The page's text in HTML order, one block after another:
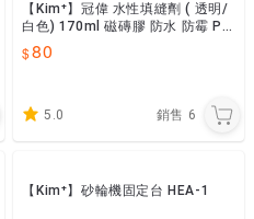
【Kim⁺】冠偉 水性填縫劑 ( 透明/
白色) 170ml 磁磚膠 防水 防霉 PL
-109
80
5.0 銷售 6
【Kim⁺】砂輪機固定台 HEA-1